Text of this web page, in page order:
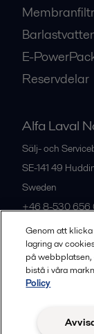
E-
Reservdelar
Alfa Laval
Sälj- och
SE-141 49
Sweden
+46 8-530 656
Alla
Genom att
lagring av
på
bistå i våra
Policy